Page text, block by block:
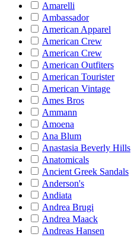
Amarelli
Ambassador
American Apparel
American Crew
American Crew
American Outfiters
American Tourister
American Vintage
Ames Bros
Ammann
Amoena
Ana Blum
Anastasia Beverly Hills
Anatomicals
Ancient Greek Sandals
Anderson's
Andiata
Andrea Brugi
Andrea Maack
Andreas Hansen